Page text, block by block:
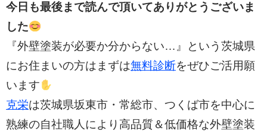
今日も最後まで読んで頂いてありがとうございま
した
『外壁塗装が必要か分からない…』という茨城県
にお住まいの方はまずは無料診断をぜひご活用願
います
克栄は茨城県坂東市・常総市、つくば市を中心に
熟練の自社職人により高品質＆低価格な外壁塗装